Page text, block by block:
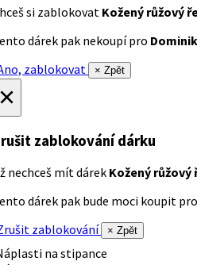
si zablokovat Kožený růžový
dárek pak nekoupí pro
zablokovat
× Zpět
zablokování dárku
nechceš mít dárek Kožený
dárek pak bude moci koupit pro
zablokování
× Zpět